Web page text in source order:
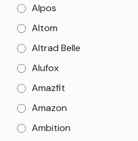
Alpos
Altom
Altrad Belle
Alufox
Amazfit
Amazon
Ambition